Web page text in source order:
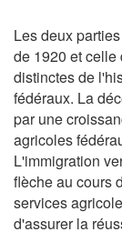
Les deux
de 1920 et celle
distinctes de
fédéraux. La
par une
agricoles
L'immigration
flèche au cours
services
d'assurer la